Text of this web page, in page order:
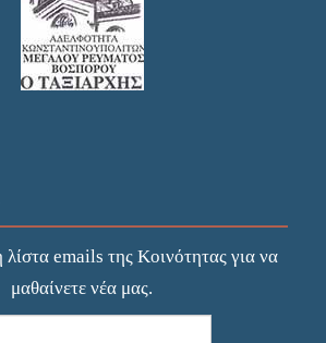
λίστα emails της Κοινότητας για να
μαθαίνετε νέα μας.